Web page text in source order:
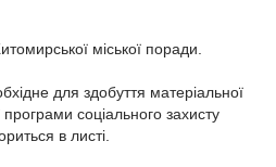
міської поради.
для здобуття матеріальної
соціального захисту
в листі.